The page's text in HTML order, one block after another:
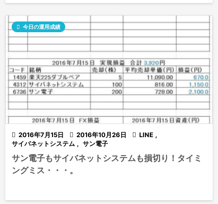
 2016年7月15日  2016年10月26日
 今日の運用成績
 LINE ,
サイバネットシステム , サン電子
サン電子もサイバネットシステムも損切り！タイミ
ングミス・・・。